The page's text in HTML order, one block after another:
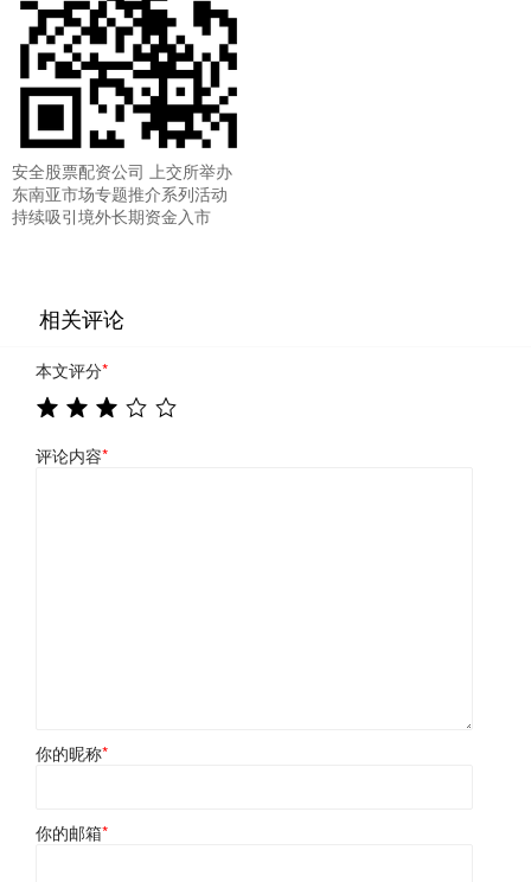
安全股票配资公司 上交所举办
东南亚市场专题推介系列活动
持续吸引境外长期资金入市
相关评论
本文评分*
评论内容*
你的昵称*
你的邮箱*